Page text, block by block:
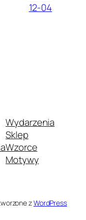
12-04
Wydarzenia
Sklep
Wzorce
Motywy
zWordPress